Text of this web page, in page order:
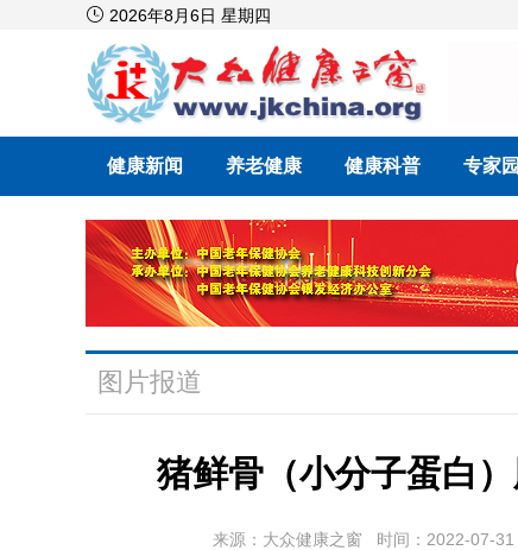
 2026年8月6日 星期四
健康新闻 养老健康 健康科普 专家
图片报道
猪鲜骨（小分子蛋白
来源：大众健康之窗 时间：2022-07-